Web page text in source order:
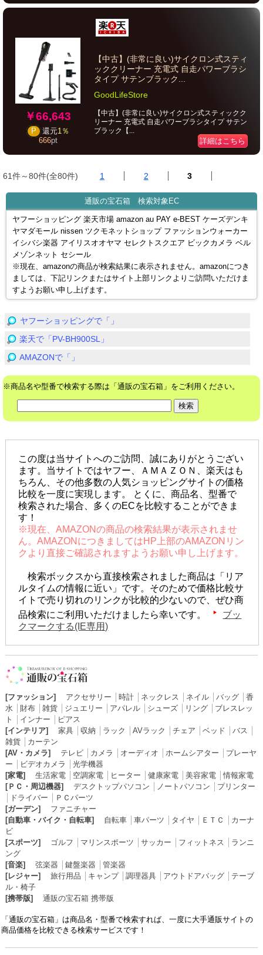
￥66,643
P 還元1％
666pt
【中古】(非常に良い)サイクロン式スティ
ッククリーナー 充電式 自走パワーブラシ
タイプ サテンブラック...
GoodLifeStore
【中古】(非常に良い)サイクロン式スティックク
リーナー 充電式 自走パワーブラシタイプ サテン
ブラック【...
詳細はこちら
61件～80件(全80件) 1 2 3
通販の宝石箱 検索対象EC
ヤフーショッピング 楽天市場 amazon au PAY e-BEST ケーズデンキ
ヤマダモール nissen ツクモネットショップ ファッションウォーカー
イシバシ楽器 アイリスオオヤマ セレクトスクエア ビックカメラ ベル
メゾンネット セシール
※現在、amazonの商品が検索結果に表示されません。amazonにつき
ましては、下記リンクまたはサイト上部リンクよりご訪問いただけま
すようお願い申し上げます。
ヤフーショッピングで「」
楽天で「PV-BH900SL」
AMAZONで「」
※商品名や型番で検索する際は「通販の宝石箱」をご利用ください。
この度は当サイトへのご訪問、誠にありがとうござい
ます。当サイトではヤフー、ＡＭＡＺＯＮ、楽天はも
ちろん、その他多数の人気ショッピングサイトの価格
比較を一度に実現します。 とくに、商品名、型番で
検索された場合、多くのECを比較することができま
す！
※現在、AMAZONの商品の検索結果が表示されませ
ん。AMAZONにつきましてはHP上部のAMAZONリン
クより直接ご確認されますようお願い申し上げます。
検索ボックスから直接検索されました商品は「リア
ルタイムの情報に近い」です。そのためで価格比較サ
イトで売り切れのリンクが比較的少ないので、ぜひ商
品検索にご利用いただけましたら幸いです。
ブッ
クマークする(IE専用)
[ファッション] アクセサリー 時計│ ネックレス ネイル│ バッグ│ 香
水
財布│ 雑貨│ ジュエリー アパレル│ シューズ│ リング│ ブレスレッ
ト
インナー
ピアス
[インテリア]
家具│ 収納 ラック AVラック チェア ベッド バス
雑貨│ カーテン
[AV・カメラ]
テレビ│ カメラ オーディオ ホームシアター
プレーヤ
ー
ビデオカメラ
光学機器
[家電]
生活家電│ 空調家電│ ヒーター 健康家電│ 美容家電│情報家電
[ＰＣ・周辺機器]
デスクトップパソコン ノートパソコン
プリンター
ドライバー
ＰＣパーツ
[ガーデン]
ファニチャー
[自動車・バイク・自転車]
自転車│ 車パーツ タイヤ ＥＴＣ
カーナ
ビ
[スポーツ]
ゴルフ マリンスポーツ サッカー フィットネス
ランニ
ング
[音楽]
弦楽器 鍵盤楽器
管楽器
[レジャー]
旅行用品 キャンプ│ 調理器具│ アウトドアバッグ│ テーブ
ル・椅子
[携帯版]
通販の宝石箱 携帯版
「通販の宝石箱」は商品名・型番で検索すれば、一度に大手通販サイトの
商品価格を比較できる検索サービスです！